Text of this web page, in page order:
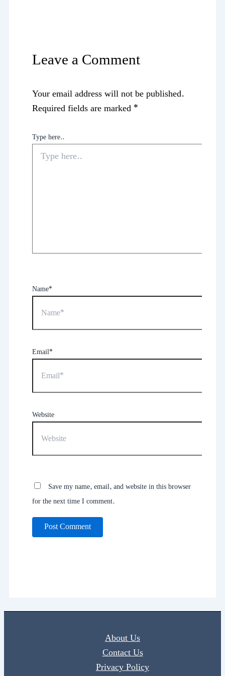
Leave a Comment
Your email address will not be published.
Required fields are marked *
Type here..
Name*
Email*
Website
Save my name, email, and website in this browser
for the next time I comment.
About Us
Contact Us
Privacy Policy